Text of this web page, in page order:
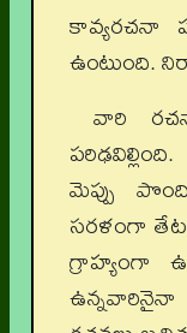
కావ్యరచనా
ఉంటుంది.
వారి
మెప్పు
సరళంగా
గ్రాహ్యంగా
ఉన్నవారినైనా